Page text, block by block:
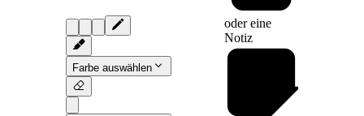
Farbe auswählen
oder eine
Notiz